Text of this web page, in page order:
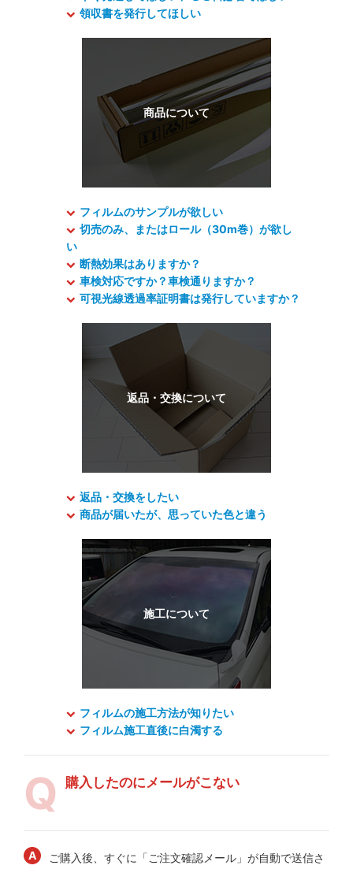
領収書を発行してほしい
フィルムのサンプルが欲しい
切売のみ、またはロール（30m巻）が欲し
い
断熱効果はありますか？
車検対応ですか？車検通りますか？
可視光線透過率証明書は発行していますか？
返品・交換をしたい
商品が届いたが、思っていた色と違う
フィルムの施工方法が知りたい
フィルム施工直後に白濁する
購入したのにメールがこない
ご購入後、すぐに「ご注文確認メール」が自動で送信さ